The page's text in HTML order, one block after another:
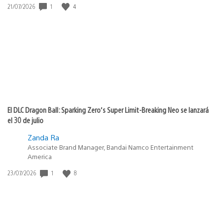
Fecha
21/07/2026 1 4
El DLC Dragon Ball: Sparking Zero’s Super Limit-Breaking Neo se lanzará
el 30 de julio
Zanda Ra
Associate Brand Manager, Bandai Namco Entertainment
America
Fecha
23/07/2026 1 8